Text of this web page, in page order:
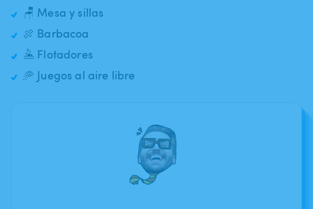
🪑 Mesa y sillas
🍖 Barbacoa
🤽 Flotadores
🥏 Juegos al aire libre